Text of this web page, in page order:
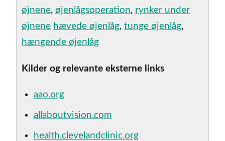
øjnene, øjenlågsoperation, rynker under
øjnene hævede øjenlåg, tunge øjenlåg,
hængende øjenlåg
Kilder og relevante eksterne links
aao.org
allaboutvision.com
health.clevelandclinic.org